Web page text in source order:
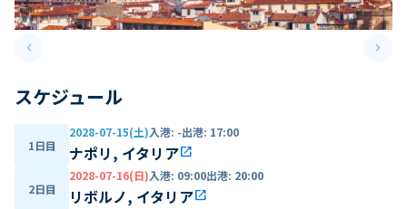
keyboard_arrow_leftPrevious slide keyboard_arrow_right
スケジュール
1日目
2028-07-15(土)入港: -出港: 17:00
ナポリ, イタリアopen_in_new
2日目
2028-07-16(日)入港: 09:00出港: 20:00
リボルノ, イタリアopen_in_new